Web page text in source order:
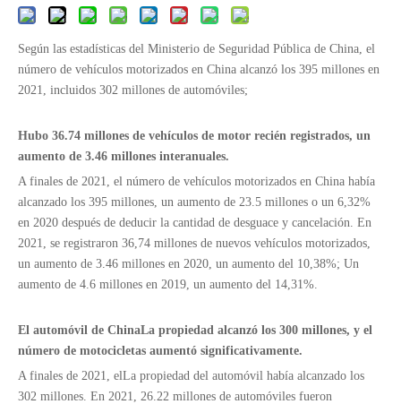
Según las estadísticas del Ministerio de Seguridad Pública de China, el
número de vehículos motorizados en China alcanzó los 395 millones en
2021, incluidos 302 millones de automóviles;
Hubo 36.74 millones de vehículos de motor recién registrados, un
aumento de 3.46 millones interanuales.
A finales de 2021, el número de vehículos motorizados en China había
alcanzado los 395 millones, un aumento de 23.5 millones o un 6,32%
en 2020 después de deducir la cantidad de desguace y cancelación. En
2021, se registraron 36,74 millones de nuevos vehículos motorizados,
un aumento de 3.46 millones en 2020, un aumento del 10,38%; Un
aumento de 4.6 millones en 2019, un aumento del 14,31%.
El automóvil de ChinaLa propiedad alcanzó los 300 millones, y el
número de motocicletas aumentó significativamente.
A finales de 2021, elLa propiedad del automóvil había alcanzado los
302 millones. En 2021, 26.22 millones de automóviles fueron